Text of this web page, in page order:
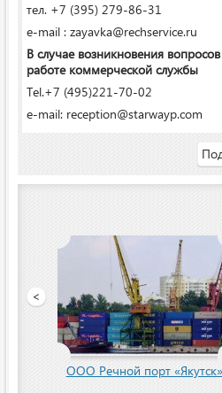
тел. +7 (395) 279-86-31
e-mail : zayavka@rechservice.ru
В случае возникновения
работе коммерческой службы
Tel.+7 (495)221-70-02
e-mail: reception@starwayp.com
<
ООО Речной порт «Якутск»